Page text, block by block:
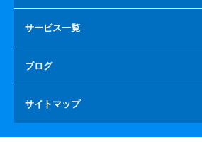
サービス一覧
ブログ
サイトマップ